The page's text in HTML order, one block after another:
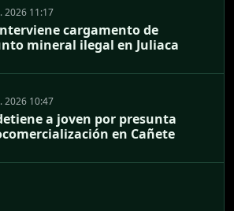
2026 11:17
cargamento de
mineral ilegal en Juliaca
2026 10:47
a joven por presunta
en Cañete